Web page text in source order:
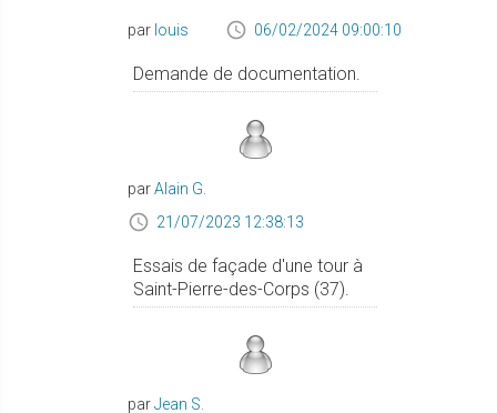
par louis 06/02/2024 09:00:10
Demande de documentation.
parAlain G.
21/07/2023 12:38:13
Essais de façade d'une tour à
Saint-Pierre-des-Corps (37).
parJean S.